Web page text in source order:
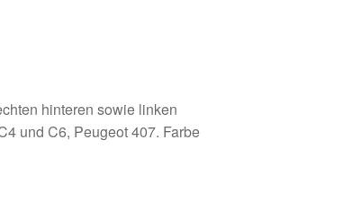
hinteren sowie linken
und C6, Peugeot 407. Farbe